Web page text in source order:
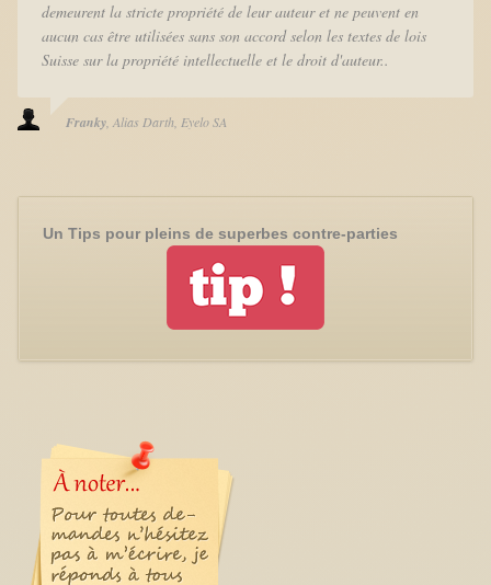
demeurent la stricte propriété de leur auteur et ne peuvent en
aucun cas être utilisées sans son accord selon les textes de lois
Suisse sur la propriété intellectuelle et le droit d'auteur..
Franky Alias Darth Eyelo SA
Un Tips pour pleins de superbes contre-parties